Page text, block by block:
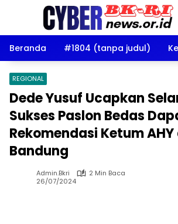
Beranda
#1804 (tanpa judul)
REGIONAL
Dede Yusuf Ucapkan
Sukses Paslon Bedas
Rekomendasi Ketum
Bandung
Admin.bkri
2 Min Baca
26/07/2024